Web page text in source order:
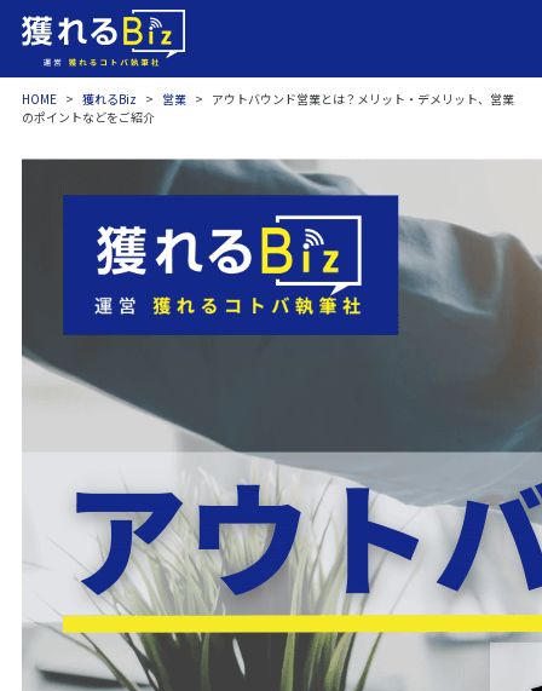
HOME > 獲れるBiz > 営業 > アウトバウンド営業とは？メリット・デメリット、営業
のポイントなどをご紹介